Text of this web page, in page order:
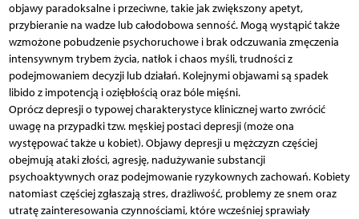
objawy paradoksalne i przeciwne, takie jak zwiększony apetyt,
przybieranie na wadze lub całodobowa senność. Mogą wystąpić także
wzmożone pobudzenie psychoruchowe i brak odczuwania zmęczenia
intensywnym trybem życia, natłok i chaos myśli, trudności z
podejmowaniem decyzji lub działań. Kolejnymi objawami są spadek
libido z impotencją i oziębłością oraz bóle mięśni.
Oprócz depresji o typowej charakterystyce klinicznej warto zwrócić
uwagę na przypadki tzw. męskiej postaci depresji (może ona
występować także u kobiet). Objawy depresji u mężczyzn częściej
obejmują ataki złości, agresję, nadużywanie substancji
psychoaktywnych oraz podejmowanie ryzykownych zachowań. Kobiety
natomiast częściej zgłaszają stres, drażliwość, problemy ze snem oraz
utratę zainteresowania czynnościami, które wcześniej sprawiały